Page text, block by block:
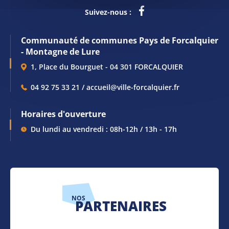
Suivez-nous :
Communauté de communes Pays de Forcalquier
- Montagne de Lure
1, Place du Bourguet - 04 301 FORCALQUIER
04 92 75 33 21 / accueil@ville-forcalquier.fr
Horaires d'ouverture
Du lundi au vendredi : 08h-12h / 13h - 17h
NOS
PARTENAIRES